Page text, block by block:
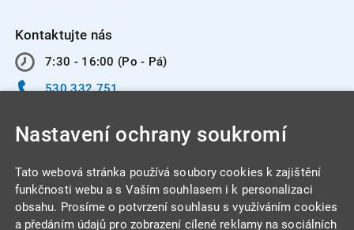
Kontaktujte nás
7:30 - 16:00 (Po - Pá)
530 332 751
INTEGRA CENTRUM s.r.o.
Nastavení ochrany soukromí
Tato webová stránka používá soubory cookies k zajištění
funkčnosti webu a s Vaším souhlasem i k personalizaci
obsahu. Prosíme o potvrzení souhlasu s využíváním cookies
a předáním údajů pro zobrazení cílené reklamy na sociálních